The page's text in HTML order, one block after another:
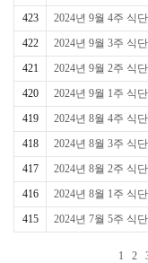
423
2024년 9월 4주 식
422
2024년 9월 3주 식
421
2024년 9월 2주 식
420
2024년 9월 1주 식
419
2024년 8월 4주 식
418
2024년 8월 3주 식
417
2024년 8월 2주 식
416
2024년 8월 1주 식
415
2024년 7월 5주 식
1 2